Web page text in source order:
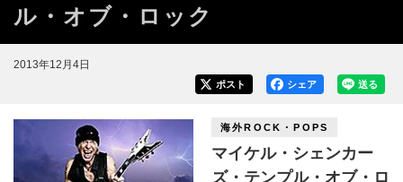
ル・オブ・ロック
2013年12月4日
送る
シェア
ポスト
海外ROCK・POPS
マイケル・シェンカー
ズ・テンプル・オブ・ロ